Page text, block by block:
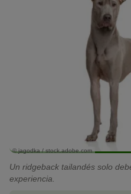
© jagodka / stock.adobe.com
Un ridgeback tailandés solo
experiencia.